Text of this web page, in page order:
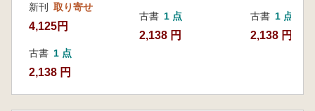
新刊 取り寄せ
4,125円
古書 1 点
2,138 円
古書 1 点
2,138 円
古書 1 点
2,138 円